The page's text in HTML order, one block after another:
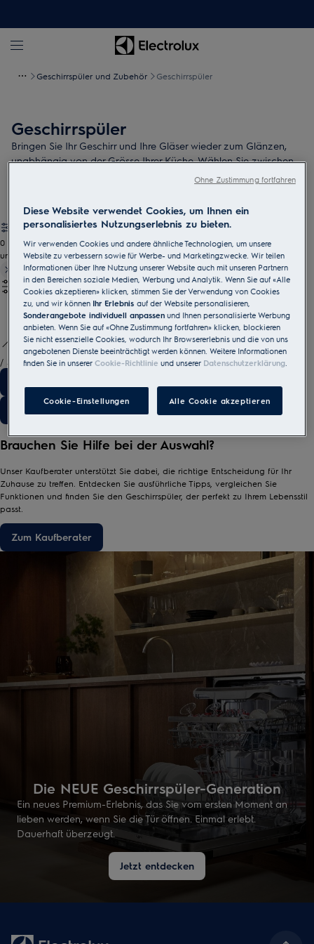
Geschirrspüler und Zubehör Geschirrspüler
Geschirrspüler
Bringen Sie Ihr Geschirr und Ihre Gläser wieder zum Glänzen,
unabhängig von der Grösse Ihrer Küche. Wählen Sie zwischen
traditionellen Grössen und platzsparenden, schmalen
0
undefined
/ 3
Brauchen Sie Hilfe bei der Auswahl?
Unser Kaufberater unterstützt Sie dabei, die richtige Entscheidung für Ihr
Zuhause zu treffen. Entdecken Sie ausführliche Tipps, vergleichen Sie
Funktionen und finden Sie den Geschirrspüler, der perfekt zu Ihrem Lebensstil
passt.
Zum Kaufberater
Die NEUE Geschirrspüler-Generation
Ein neues Premium-Erlebnis, das Sie vom ersten Moment an
lieben werden, wenn Sie die Tür öffnen. Einmal erlebt.
Dauerhaft überzeugt.
Jetzt entdecken
Diese Website verwendet Cookies, um Ihnen ein
personalisiertes Nutzungserlebnis zu bieten.
Wir verwenden Cookies und andere ähnliche Technologien, um unsere
Website zu verbessern sowie für Werbe- und Marketingzwecke. Wir teilen
Informationen über Ihre Nutzung unserer Website auch mit unseren Partnern
in den Bereichen soziale Medien, Werbung und Analytik. Wenn Sie auf «Alle
Cookies akzeptieren» klicken, stimmen Sie der Verwendung von Cookies
zu, und wir können Ihr Erlebnisauf der Website personalisieren,
Sonderangebote individuell anpassen und Ihnen personalisierte Werbung
anbieten. Wenn Sie auf «Ohne Zustimmung fortfahren» klicken, blockieren
Sie nicht essenzielle Cookies, wodurch Ihr Browsererlebnis und die von uns
angebotenen Dienste beeinträchtigt werden können. Weitere Informationen
finden Sie in unsererCookie-Richtlinie und unserer Datenschutzerklärung.
Cookie-Einstellungen Alle Cookie akzeptieren
Ohne Zustimmung fortfahren